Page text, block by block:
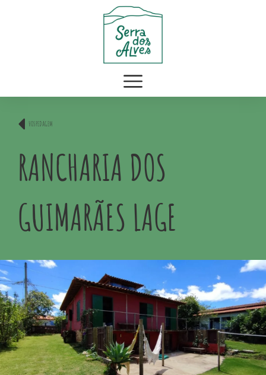
HOSPEDAGEM
RANCHARIA DOS
GUIMARÃES LAGE